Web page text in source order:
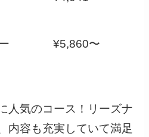
¥5,860〜
人気のコース！リーズナ
内容も充実していて満足